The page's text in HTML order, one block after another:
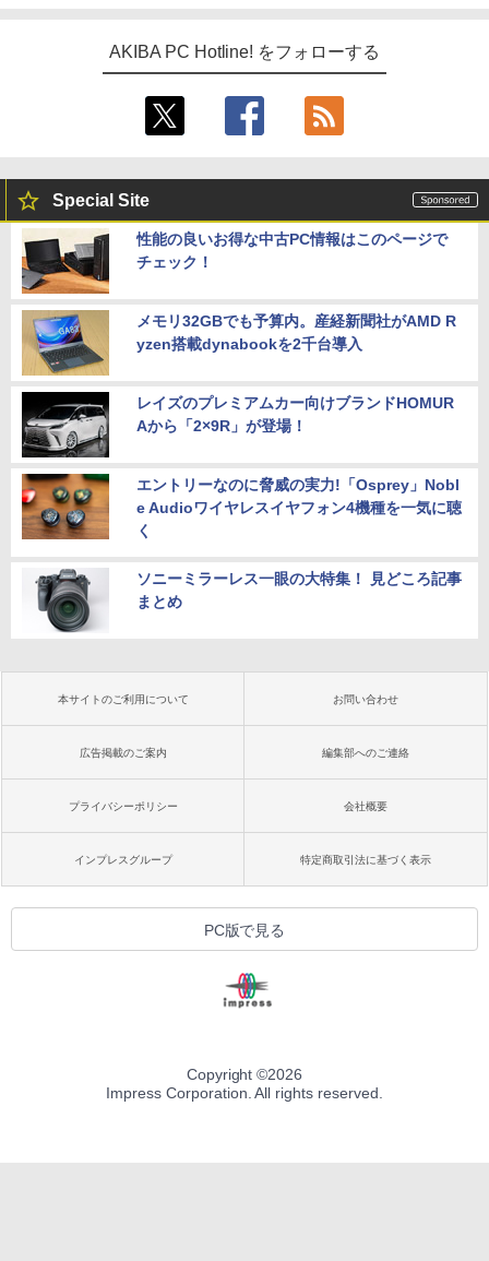
AKIBA PC Hotline! をフォローする
Special Site
性能の良いお得な中古PC情報はこのページで
チェック！
メモリ32GBでも予算内。産経新聞社がAMD R
yzen搭載dynabookを2千台導入
レイズのプレミアムカー向けブランドHOMUR
Aから「2×9R」が登場！
エントリーなのに脅威の実力!「Osprey」Nobl
e Audioワイヤレスイヤフォン4機種を一気に聴
く
ソニーミラーレス一眼の大特集！ 見どころ記事
まとめ
本サイトのご利用について お問い合わせ
広告掲載のご案内 編集部へのご連絡
プライバシーポリシー 会社概要
インプレスグループ 特定商取引法に基づく表示
PC版で見る
Copyright ©2026
Impress Corporation. All rights reserved.